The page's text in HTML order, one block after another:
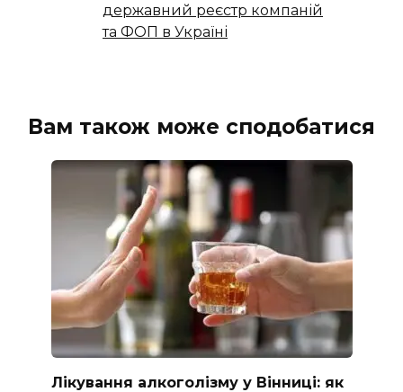
державний реєстр компаній
та ФОП в Україні
Вам також може сподобатися
Лікування алкоголізму у Вінниці: як